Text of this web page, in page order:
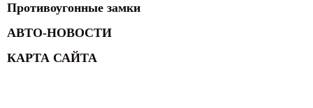
Противоугонные замки
АВТО-НОВОСТИ
КАРТА САЙТА